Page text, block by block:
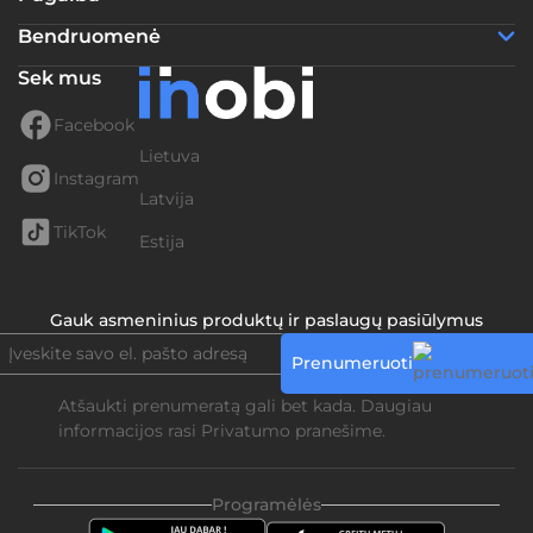
Bendruomenė
Sek mus
Facebook
Instagram
TikTok
Lietuva
Latvija
Estija
Gauk asmeninius produktų ir paslaugų pasiūlymus
Prenumeruoti
Atšaukti prenumeratą gali bet kada. Daugiau
informacijos rasi Privatumo pranešime.
Programėlės